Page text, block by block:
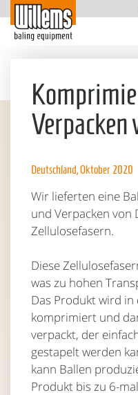
Verpacken
Deutschland, Oktober 2020
Wir lieferten eine
und Verpacken von
Zellulosefasern.
Diese
was zu hohen
Das Produkt wird
komprimiert und
verpackt, der
gestapelt werden
kann Ballen
Produkt bis zu 6-